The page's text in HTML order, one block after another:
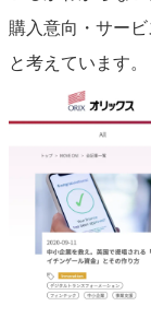
購入意向・サー
と考えています。